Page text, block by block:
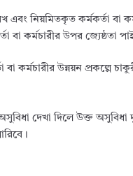
এবং নিয়মিতকৃত কর্মকর্তা বা
বা কর্মচারীর উপর জ্যেষ্ঠতা
বা কর্মচারীর উন্নয়ন প্রকল্পে
দেখা দিলে উক্ত